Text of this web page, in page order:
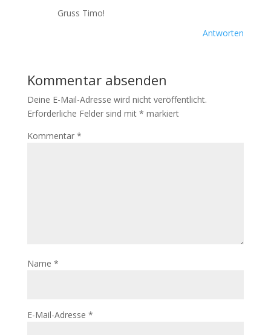
Gruss Timo!
Antworten
Kommentar absenden
Deine E-Mail-Adresse wird nicht veröffentlicht.
Erforderliche Felder sind mit * markiert
Kommentar *
Name *
E-Mail-Adresse *